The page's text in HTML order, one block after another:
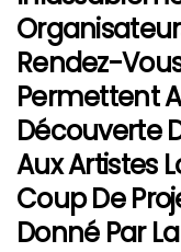
Rendez-
Permettent
Découverte
Aux Artistes
Coup De
Donné Par